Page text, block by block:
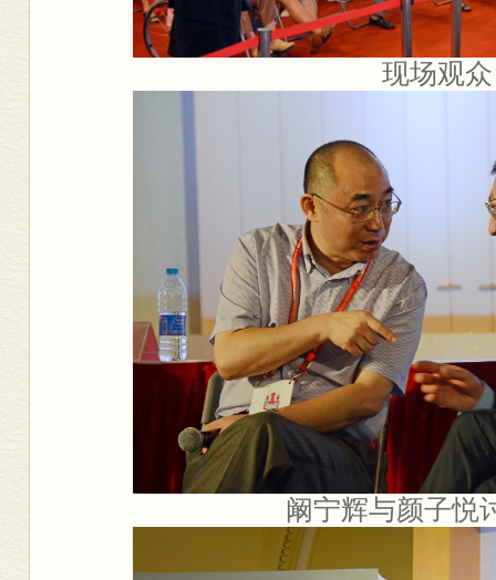
现场观众
阚宁辉与颜子悦